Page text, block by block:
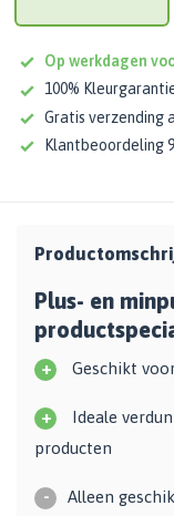
Op werkdagen
100%
Gratis verzending
Klantbeoordeling
Plus- en
+ Geschikt
+
Ideale
producten
- Alleen